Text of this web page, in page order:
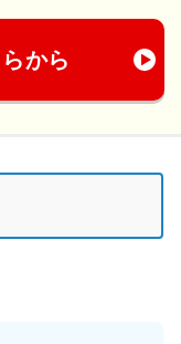
から